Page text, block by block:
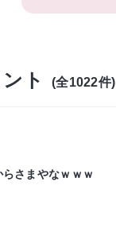
ト (全1022件)
さまやなｗｗｗ